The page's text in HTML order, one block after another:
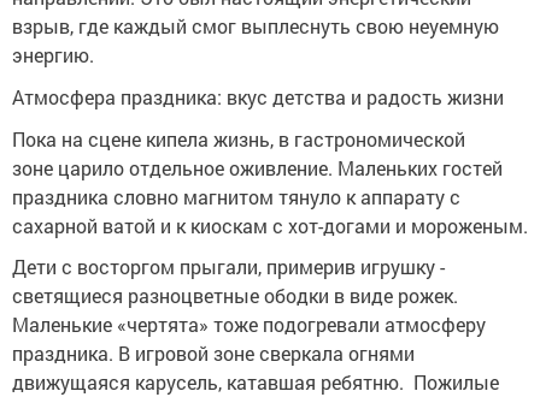
взрыв, где каждый смог выплеснуть свою неуемную
энергию.
Атмосфера праздника: вкус детства и радость жизни
Пока на сцене кипела жизнь, в гастрономической
зоне царило отдельное оживление. Маленьких гостей
праздника словно магнитом тянуло к аппарату с
сахарной ватой и к киоскам с хот-догами и мороженым.
Дети с восторгом прыгали, примерив игрушку -
светящиеся разноцветные ободки в виде рожек.
Маленькие «чертята» тоже подогревали атмосферу
праздника. В игровой зоне сверкала огнями
движущаяся карусель, катавшая ребятню. Пожилые